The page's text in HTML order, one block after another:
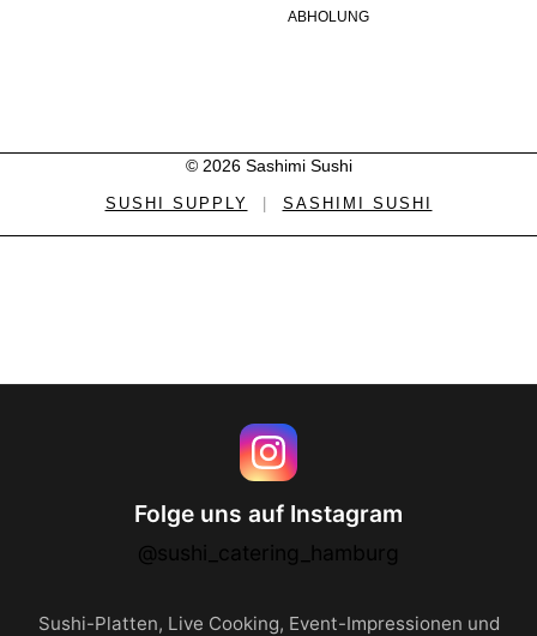
ABHOLUNG
© 2026 Sashimi Sushi
SUSHI SUPPLY SASHIMI SUSHI
Folge uns auf Instagram
@sushi_catering_hamburg
Sushi-Platten, Live Cooking, Event-Impressionen und